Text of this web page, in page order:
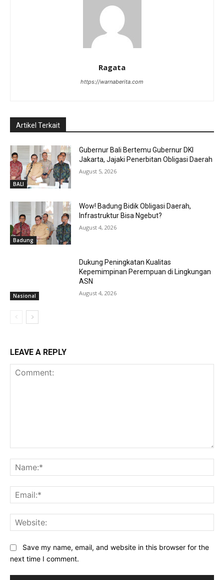
Ragata
https://warnaberita.com
Artikel Terkait
BALI
Gubernur Bali Bertemu Gubernur DKI
Jakarta, Jajaki Penerbitan Obligasi Daerah
August 5, 2026
Badung
Wow! Badung Bidik Obligasi Daerah,
Infrastruktur Bisa Ngebut?
August 4, 2026
Nasional
Dukung Peningkatan Kualitas
Kepemimpinan Perempuan di Lingkungan
ASN
August 4, 2026
LEAVE A REPLY
Save my name, email, and website in this browser for the
next time I comment.